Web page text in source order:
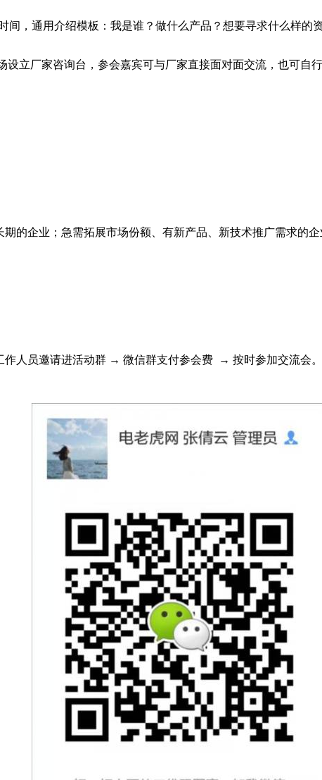
间，通用介绍模板：我是谁？做什么产品？想要寻求什么样的
立厂家咨询台，参会嘉宾可与厂家直接面对面交流，也可自
的企业；急需拓展市场份额、有新产品、新技术推广需求的企
人员邀请进活动群 → 微信群支付参会费 → 按时参加交流会。